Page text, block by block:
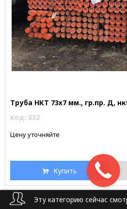
Труба НКТ 73х7 мм., гр.пр. Д,
код: 332
Цену уточняйте
Купить
Эту категорию сейчас